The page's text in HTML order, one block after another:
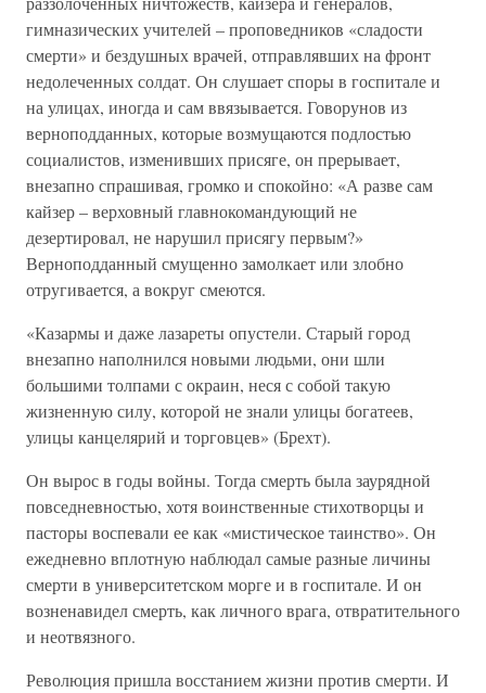
гимназических учителей – проповедников «сладости
смерти» и бездушных врачей, отправлявших на фронт
недолеченных солдат. Он слушает споры в госпитале и
на улицах, иногда и сам ввязывается. Говорунов из
верноподданных, которые возмущаются подлостью
социалистов, изменивших присяге, он прерывает,
внезапно спрашивая, громко и спокойно: «А разве сам
кайзер – верховный главнокомандующий не
дезертировал, не нарушил присягу первым?»
Верноподданный смущенно замолкает или злобно
отругивается, а вокруг смеются.
«Казармы и даже лазареты опустели. Старый город
внезапно наполнился новыми людьми, они шли
большими толпами с окраин, неся с собой такую
жизненную силу, которой не знали улицы богатеев,
улицы канцелярий и торговцев» (Брехт).
Он вырос в годы войны. Тогда смерть была заурядной
повседневностью, хотя воинственные стихотворцы и
пасторы воспевали ее как «мистическое таинство». Он
ежедневно вплотную наблюдал самые разные личины
смерти в университетском морге и в госпитале. И он
возненавидел смерть, как личного врага, отвратительного
и неотвязного.
Революция пришла восстанием жизни против смерти. И